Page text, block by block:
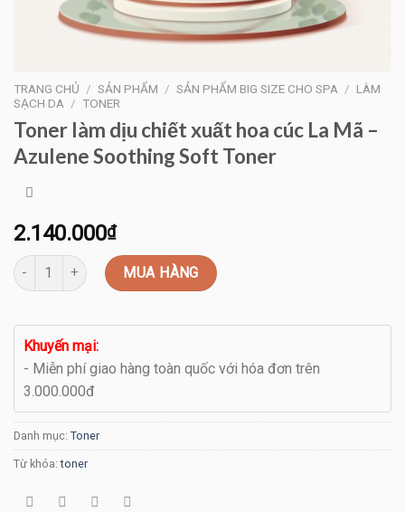
TRANG CHỦ / SẢN PHẨM / SẢN PHẨM BIG SIZE CHO SPA / LÀM
SẠCH DA / TONER
Toner làm dịu chiết xuất hoa cúc La Mã –
Azulene Soothing Soft Toner
2.140.000₫
Toner làm dịu chiết xuất hoa cúc La Mã - Azulene Soothing Soft
MUA HÀNG
Khuyến mại:
- Miễn phí giao hàng toàn quốc với hóa đơn trên
3.000.000đ
Danh mục: Toner
Từ khóa:toner